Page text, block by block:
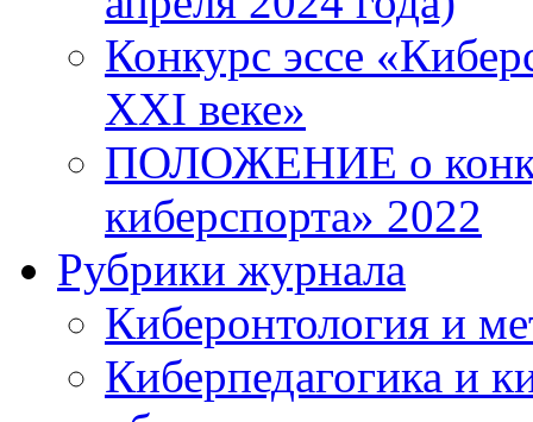
Конкурс эссе
XXI веке»
ПОЛОЖЕНИЕ о
киберспорта» 2022
Рубрики журнала
Киберонтология и
Киберпедагогика и